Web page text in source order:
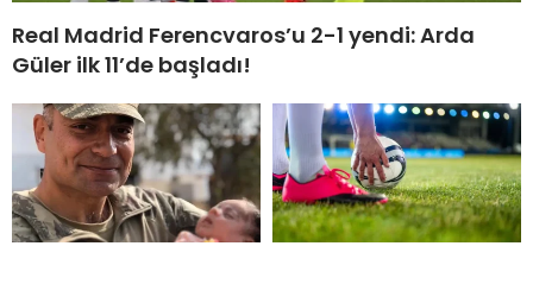
Real Madrid Ferencvaros’u 2-1 yendi: Arda
Güler ilk 11’de başladı!